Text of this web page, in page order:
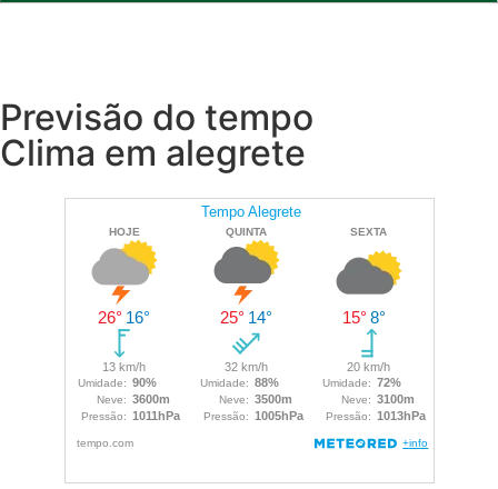
Previsão do tempo
Clima em alegrete